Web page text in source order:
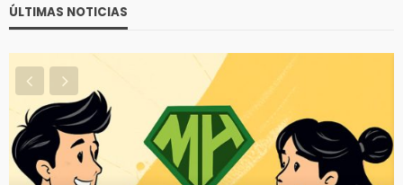
ÚLTIMAS NOTICIAS